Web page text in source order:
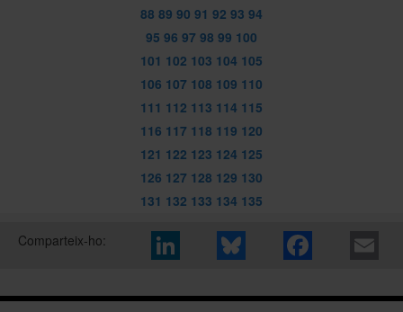
88 89 90 91 92 93 94
95 96 97 98 99 100
101 102 103 104 105
106 107 108 109 110
111 112 113 114 115
116 117 118 119 120
121 122 123 124 125
126 127 128 129 130
131 132 133 134 135
Comparteix-ho: